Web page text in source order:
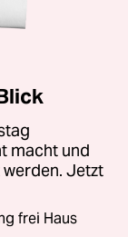
macht und
Jetzt
frei Haus